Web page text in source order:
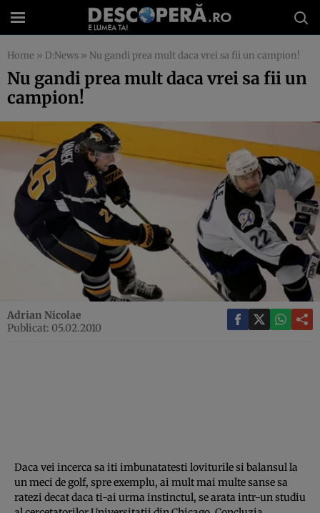
Home » D:News » Nu gandi prea mult daca vrei sa fii un campion!
Nu gandi prea mult daca vrei sa fii un
campion!
Adrian Nicolae
Publicat: 05.02.2010
Daca vei incerca sa iti imbunatatesti loviturile si balansul la
un meci de golf, spre exemplu, ai mult mai multe sanse sa
ratezi decat daca ti-ai urma instinctul, se arata intr-un studiu